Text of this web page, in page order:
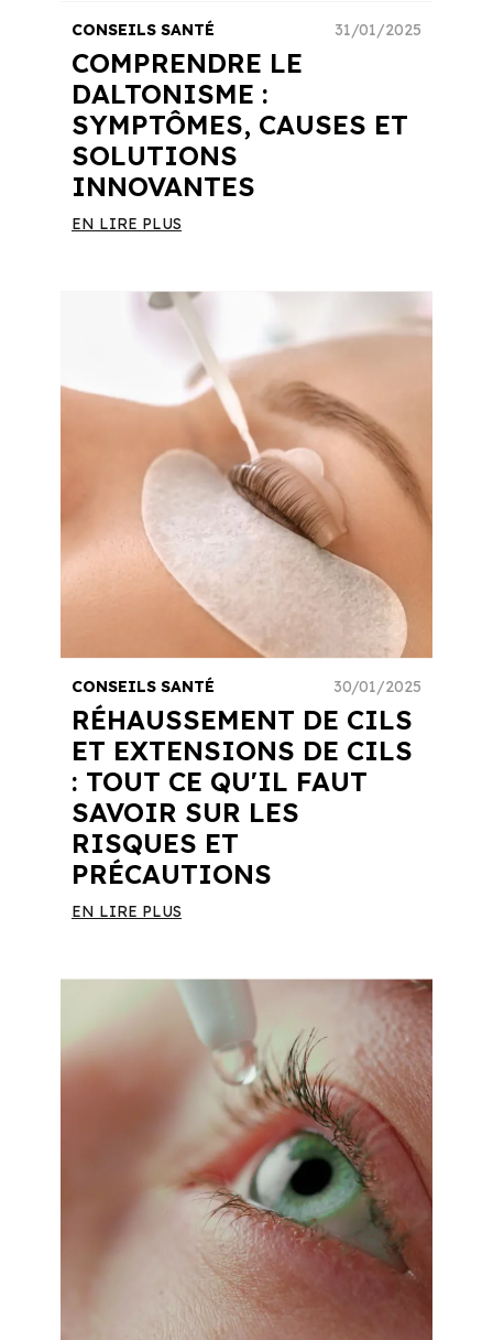
COMPRENDRE LE
DALTONISME :
SYMPTÔMES, CAUSES ET
SOLUTIONS
INNOVANTES
CONSEILS SANTÉ 31/01/2025
EN LIRE PLUS
RÉHAUSSEMENT DE CILS
ET EXTENSIONS DE CILS
: TOUT CE QU'IL FAUT
SAVOIR SUR LES
RISQUES ET
PRÉCAUTIONS
CONSEILS SANTÉ 30/01/2025
EN LIRE PLUS